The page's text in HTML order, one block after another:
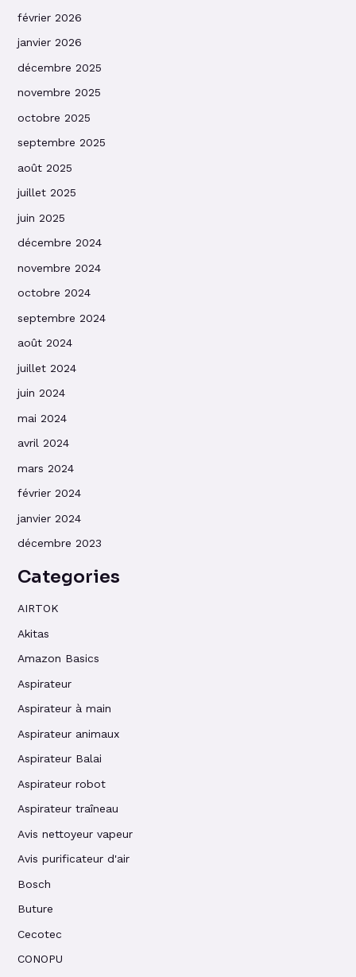
février 2026
janvier 2026
décembre 2025
novembre 2025
octobre 2025
septembre 2025
août 2025
juillet 2025
juin 2025
décembre 2024
novembre 2024
octobre 2024
septembre 2024
août 2024
juillet 2024
juin 2024
mai 2024
avril 2024
mars 2024
février 2024
janvier 2024
décembre 2023
Categories
AIRTOK
Akitas
Amazon Basics
Aspirateur
Aspirateur à main
Aspirateur animaux
Aspirateur Balai
Aspirateur robot
Aspirateur traîneau
Avis nettoyeur vapeur
Avis purificateur d'air
Bosch
Buture
Cecotec
CONOPU